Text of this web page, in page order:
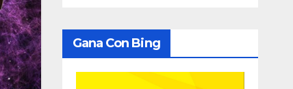
Gana Con Bing